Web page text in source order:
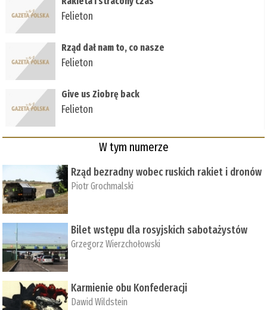
Felieton
Rząd dał nam to, co nasze
Felieton
Give us Ziobrę back
Felieton
W tym numerze
Rząd bezradny wobec ruskich rakiet i dronów
Piotr Grochmalski
Bilet wstępu dla rosyjskich sabotażystów
Grzegorz Wierzchołowski
Karmienie obu Konfederacji
Dawid Wildstein